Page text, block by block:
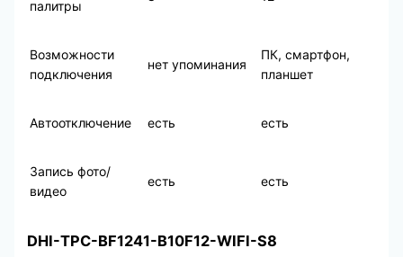
палитры
Возможности
подключения
нет упоминания
ПК, смартфон,
планшет
Автоотключение есть есть
Запись фото/
видео
есть есть
DHI-TPC-BF1241-B10F12-WIFI-S8